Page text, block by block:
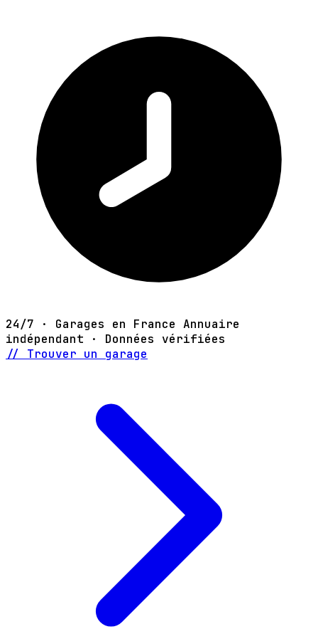
24/7 · Garages en France Annuaire
indépendant · Données vérifiées
// Trouver un garage